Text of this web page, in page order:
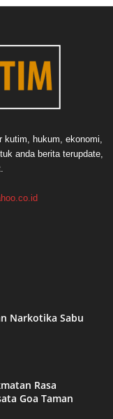
kutim, hukum, ekonomi,
anda berita terupdate,
Narkotika Sabu
Rasa
Goa Taman